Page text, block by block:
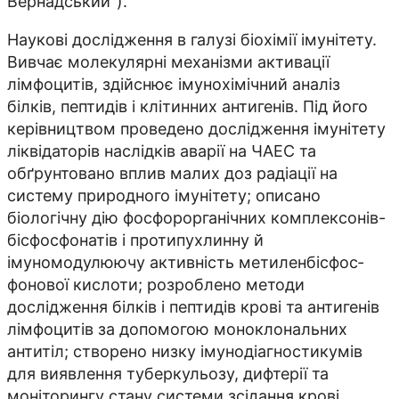
Наукові дослідження в галузі біохімії імунітету.
Вивчає молекулярні механізми активації
лімфоцитів, здій­снює імунохімічний аналіз
білків, пеп­тидів і клітинних антигенів. Під його
керівництвом проведено дослідження імунітету
ліквідаторів наслідків аварії на ЧАЕС та
обґрунтовано вплив малих доз радіації на
систему природного імунітету; опи­­сано
біологічну дію фосфорорганічних комплексонів-
бісфосфонатів і протипухлинну й
імуномодулюючу активність метиленбіс­фос­
фонової кислоти; розроб­лено методи
дослідження білків і пептидів крові та антигенів
лімфоцитів за допомогою моноклональних
антитіл; створено низку імунодіагностикумів
для виявлення туберкульозу, дифтерії та